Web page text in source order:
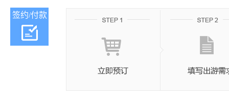
签约/付款